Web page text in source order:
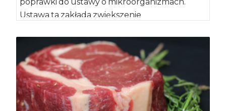
Ustawa ta zakłada zwiększenie
przez wprowadzenie mechanizmów […]